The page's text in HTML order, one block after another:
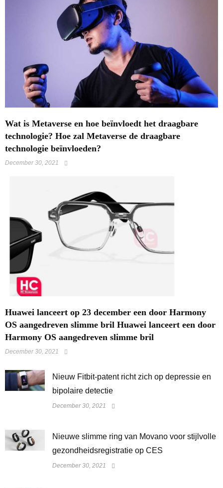
Wat is Metaverse en hoe beïnvloedt het draagbare
technologie? Hoe zal Metaverse de draagbare
technologie beïnvloeden?
December 30, 2021
Huawei lanceert op 23 december een door Harmony
OS aangedreven slimme bril Huawei lanceert een door
Harmony OS aangedreven slimme bril
December 30, 2021
​Nieuw Fitbit-patent richt zich op depressie en
bipolaire detectie
December 30, 2021
Nieuwe slimme ring van Movano voor stijlvolle
gezondheidsregistratie op CES
December 30, 2021